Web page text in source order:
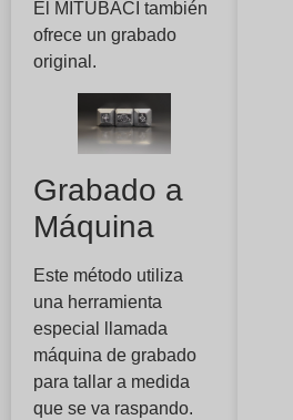
El MITUBACI también
ofrece un grabado
original.
Grabado a
Máquina
Este método utiliza
una herramienta
especial llamada
máquina de grabado
para tallar a medida
que se va raspando.